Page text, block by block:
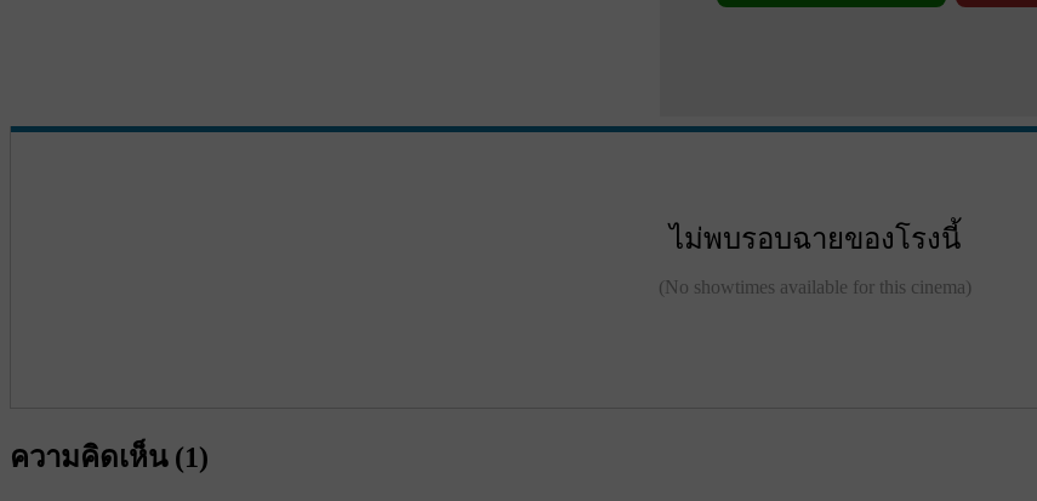
ไม่พบรอบฉายของโรงนี้
(No showtimes available for this cinema)
ความคิดเห็น (1)